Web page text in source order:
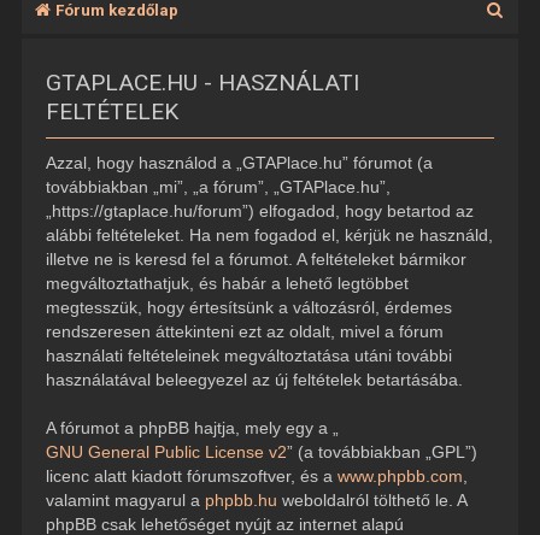
Fórum kezdőlap
GTAPLACE.HU - HASZNÁLATI
FELTÉTELEK
Azzal, hogy használod a „GTAPlace.hu” fórumot (a
továbbiakban „mi”, „a fórum”, „GTAPlace.hu”,
„https://gtaplace.hu/forum”) elfogadod, hogy betartod az
alábbi feltételeket. Ha nem fogadod el, kérjük ne használd,
illetve ne is keresd fel a fórumot. A feltételeket bármikor
megváltoztathatjuk, és habár a lehető legtöbbet
megtesszük, hogy értesítsünk a változásról, érdemes
rendszeresen áttekinteni ezt az oldalt, mivel a fórum
használati feltételeinek megváltoztatása utáni további
használatával beleegyezel az új feltételek betartásába.
A fórumot a phpBB hajtja, mely egy a „
GNU General Public License v2” (a továbbiakban „GPL”)
licenc alatt kiadott fórumszoftver, és a www.phpbb.com
valamint magyarul a phpbb.hu weboldalról tölthető le. A
phpBB csak lehetőséget nyújt az internet alapú